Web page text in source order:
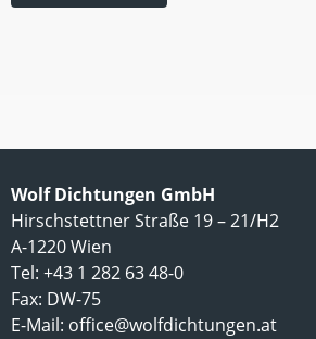
Wolf Dichtungen GmbH
Hirschstettner Straße 19 – 21/H2
A-1220 Wien
Tel: +43 1 282 63 48-0
Fax: DW-75
E-Mail: office@wolfdichtungen.at